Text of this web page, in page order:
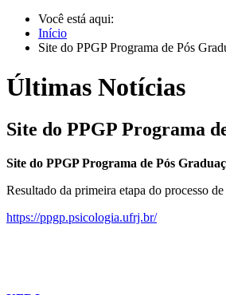
Você está aqui:
Início
Site do PPGP Programa de Pós
Últimas Notícias
Site do PPGP Programa
Site do PPGP Programa de Pós
Resultado da primeira etapa do processo
https://ppgp.psicologia.ufrj.br/